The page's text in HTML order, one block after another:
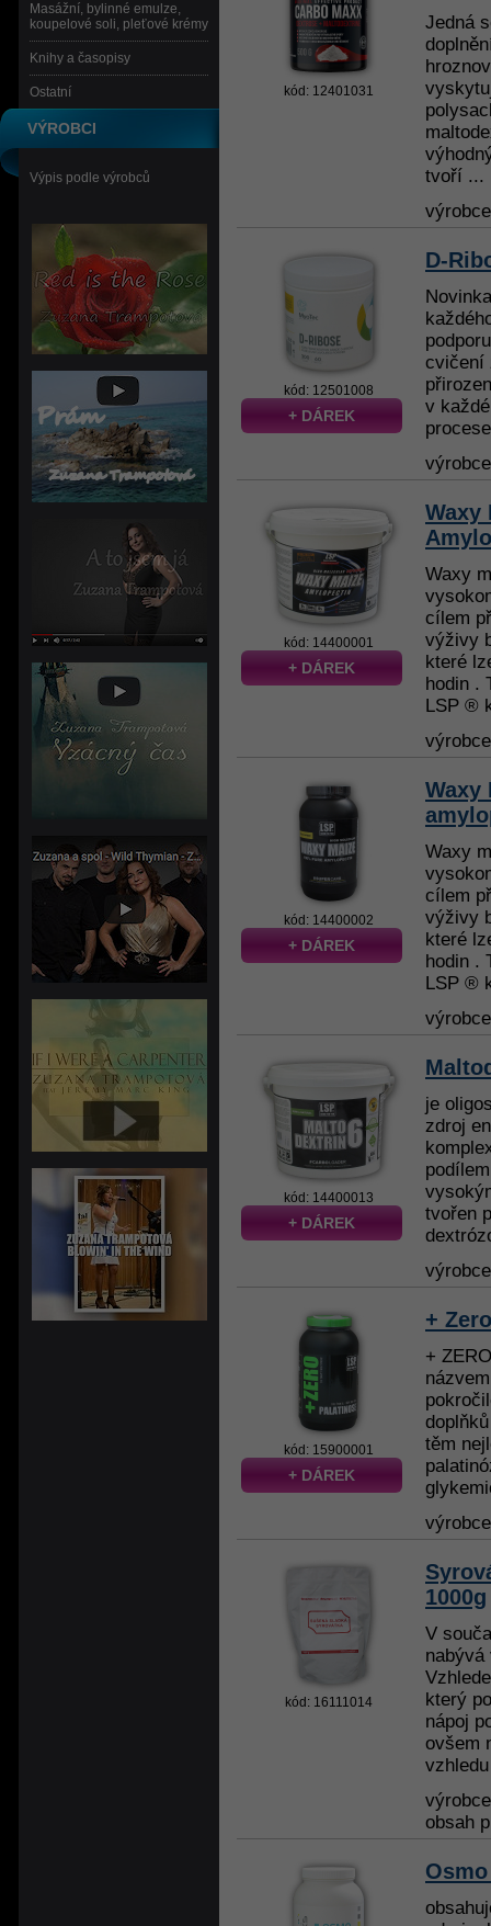
kód: 12401031
Jedná
tvoří ...
kód: 12501008
+ DÁREK
D-
cvičení
v
kód: 14400001
+ DÁREK
Waxy
Waxy
cílem
výživy
které
hodin .
LSP ®
kód: 14400002
+ DÁREK
Waxy
Waxy
cílem
výživy
které
hodin .
LSP ®
kód: 14400013
+ DÁREK
je
zdroj
tvořen
kód: 15900001
+ DÁREK
+
+
těm
kód: 16111014
1000g
V
nabývá
který
nápoj
ovšem
obsah
Masážní, bylinné emulze,
koupelové soli, pleťové krémy
Knihy a časopisy
Ostatní
VÝROBCI
Výpis podle výrobců